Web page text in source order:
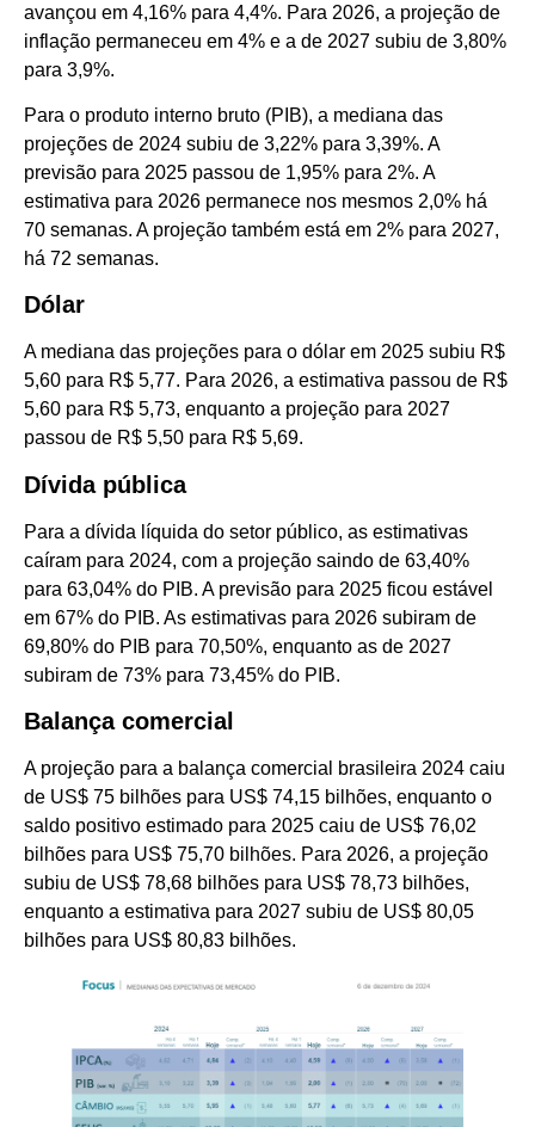
avançou em 4,16% para 4,4%. Para 2026, a projeção de
inflação permaneceu em 4% e a de 2027 subiu de 3,80%
para 3,9%.
Para o produto interno bruto (PIB), a mediana das
projeções de 2024 subiu de 3,22% para 3,39%. A
previsão para 2025 passou de 1,95% para 2%. A
estimativa para 2026 permanece nos mesmos 2,0% há
70 semanas. A projeção também está em 2% para 2027,
há 72 semanas.
Dólar
A mediana das projeções para o dólar em 2025 subiu R$
5,60 para R$ 5,77. Para 2026, a estimativa passou de R$
5,60 para R$ 5,73, enquanto a projeção para 2027
passou de R$ 5,50 para R$ 5,69.
Dívida pública
Para a dívida líquida do setor público, as estimativas
caíram para 2024, com a projeção saindo de 63,40%
para 63,04% do PIB. A previsão para 2025 ficou estável
em 67% do PIB. As estimativas para 2026 subiram de
69,80% do PIB para 70,50%, enquanto as de 2027
subiram de 73% para 73,45% do PIB.
Balança comercial
A projeção para a balança comercial brasileira 2024 caiu
de US$ 75 bilhões para US$ 74,15 bilhões, enquanto o
saldo positivo estimado para 2025 caiu de US$ 76,02
bilhões para US$ 75,70 bilhões. Para 2026, a projeção
subiu de US$ 78,68 bilhões para US$ 78,73 bilhões,
enquanto a estimativa para 2027 subiu de US$ 80,05
bilhões para US$ 80,83 bilhões.